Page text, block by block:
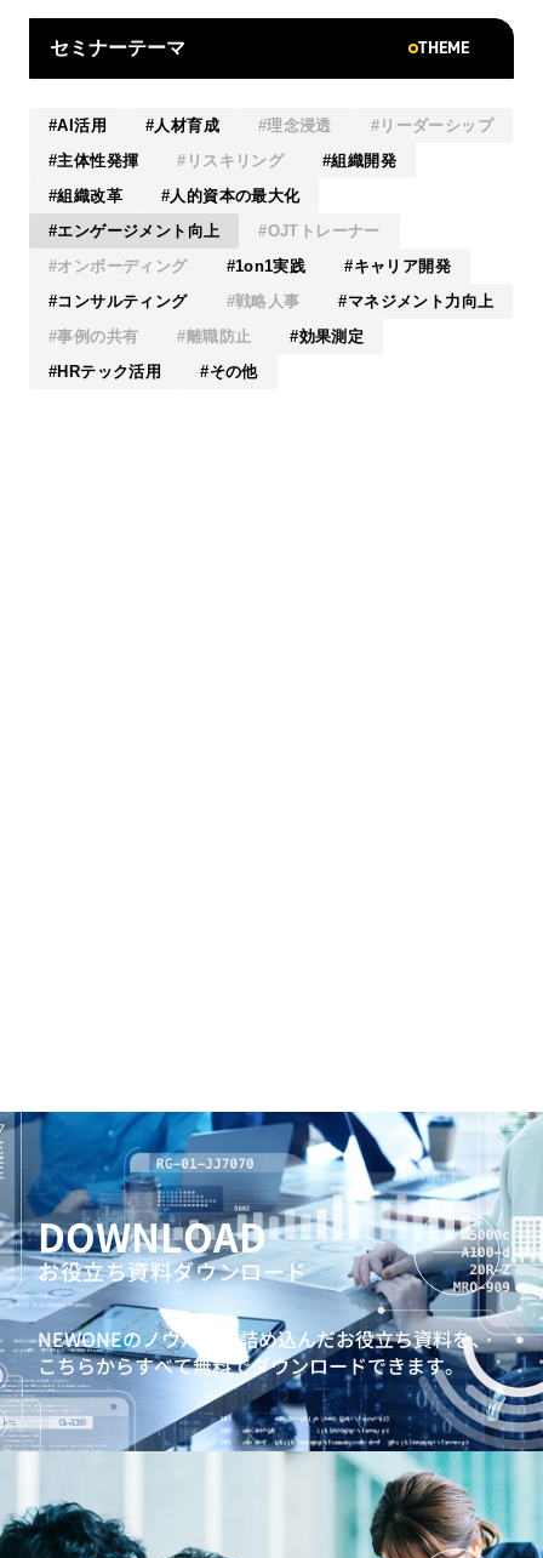
セミナーテーマ THEME
AI活用 人材育成 理念浸透
リーダーシップ
主体性発揮
リスキリング
組織開発
組織改革
人的資本の最大化
エンゲージメント向上
OJTトレーナー
オンボーディング
1on1実践
キャリア開発
コンサルティング
戦略人事
マネジメント力向上
事例の共有
離職防止
効果測定
HRテック活用
その他
DOWNLOAD
お役立ち資料ダウンロード
NEWONEのノウハウを詰め込んだお役立ち資料を、
こちらからすべて無料でダウンロードできます。